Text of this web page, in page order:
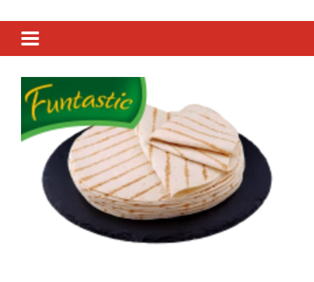
SENF & FEINKOST
SIRUP & GETRÄNKE